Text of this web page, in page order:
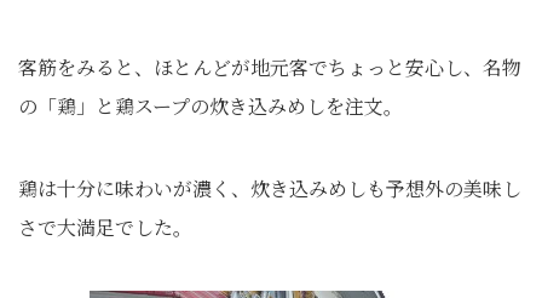
客筋をみると、ほとんどが地元客でちょっと安心し、名物
の「鶏」と鶏スープの炊き込みめしを注文。
鶏は十分に味わいが濃く、炊き込みめしも予想外の美味し
さで大満足でした。